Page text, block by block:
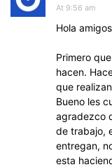
At 9:56 am
Hola
Primero
hacen.
que
Bueno les
agradezco
de trabajo,
entregan,
esta